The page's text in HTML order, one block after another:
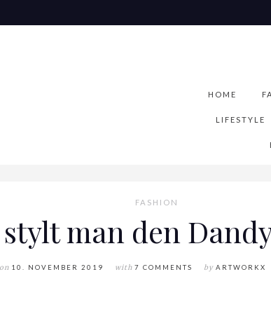
HOME
LIFESTYLE
FASHION
man den
on 10. NOVEMBER 2019 with 7 COMMENTS by ARTWORKX